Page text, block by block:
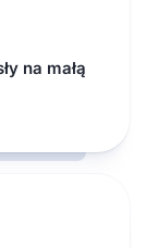
na małą